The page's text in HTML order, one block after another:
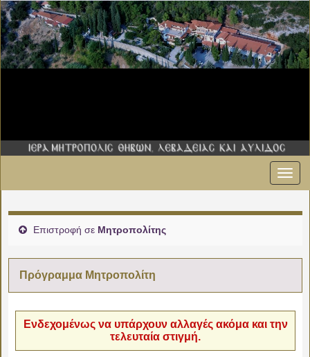
Επιστροφή σε Μητροπολίτης
Πρόγραμμα Μητροπολίτη
Ενδεχομένως να υπάρχουν αλλαγές ακόμα και την
τελευταία στιγμή.
02:00